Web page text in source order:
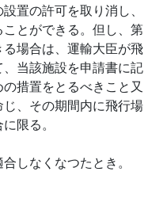
置の許可を取り消し、
とができる。但し、第
場合は、運輸大臣が飛
当該施設を申請書に記
措置をとるべきこと又
、その期間内に飛行場
限る。
しなくなつたとき。